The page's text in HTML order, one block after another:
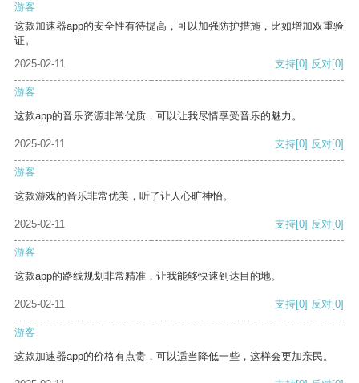
游客
这款加速器app的安全性有待提高，可以加强防护措施，比如增加双重验
证。
2025-02-11
支持[0] 反对[0]
游客
这款app的音乐资源非常优质，可以让我尽情享受音乐的魅力。
2025-02-11 支持[0] 反对[0]
游客
这款游戏的音乐非常优美，听了让人心旷神怡。
2025-02-11 支持[0] 反对[0]
游客
这款app的路线规划非常精准，让我能够快速到达目的地。
2025-02-11 支持[0] 反对[0]
游客
这款加速器app的价格有点贵，可以适当降低一些，这样会更加亲民。